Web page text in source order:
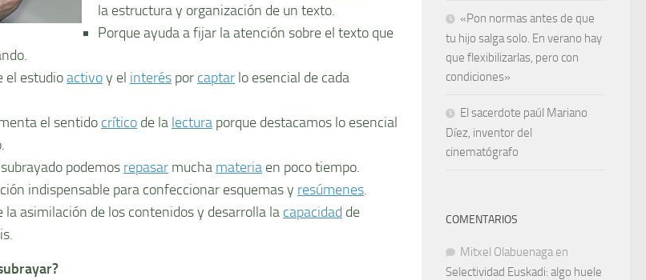
la estructura y organización de un texto.
Porque ayuda a fijar la atención sobre el texto que
el estudioactivoy el interés por captar lo esencial de cada
el sentido crí­tico de la lectura porque destacamos lo esencial
podemos repasar mucha materia en poco tiempo.
indispensable para confeccionar esquemas y resúmenes.
la asimilación de los contenidos y desarrolla la capacidad de
«Pon normas antes de que
tu hijo salga solo. En verano hay
que flexibilizarlas, pero con
condiciones»
El sacerdote paúl Mariano
Díez, inventor del
cinematógrafo
COMENTARIOS
Mitxel Olabuenaga en
Selectividad Euskadi: algo huele